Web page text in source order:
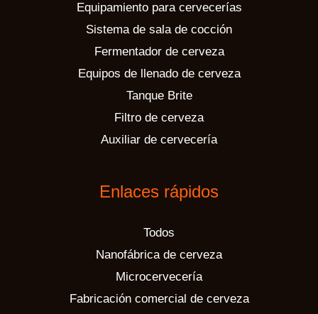
Equipamiento para cervecerías
Sistema de sala de cocción
Fermentador de cerveza
Equipos de llenado de cerveza
Tanque Brite
Filtro de cerveza
Auxiliar de cervecería
Enlaces rápidos
Todos
Nanofábrica de cerveza
Microcervecería
Fabricación comercial de cerveza